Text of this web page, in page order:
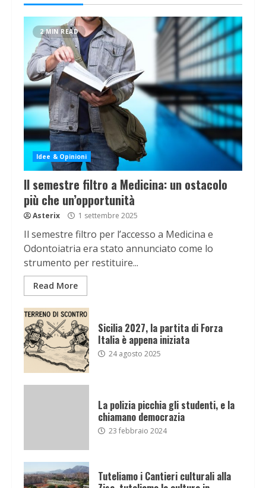
2 MIN READ
Idee & Opinioni
Il semestre filtro a Medicina: un ostacolo
più che un’opportunità
Asterix 1 settembre 2025
Il semestre filtro per l’accesso a Medicina e
Odontoiatria era stato annunciato come lo
strumento per restituire...
Read More
Sicilia 2027, la partita di Forza
Italia è appena iniziata
24 agosto 2025
La polizia picchia gli studenti, e la
chiamano democrazia
23 febbraio 2024
Tuteliamo i Cantieri culturali alla